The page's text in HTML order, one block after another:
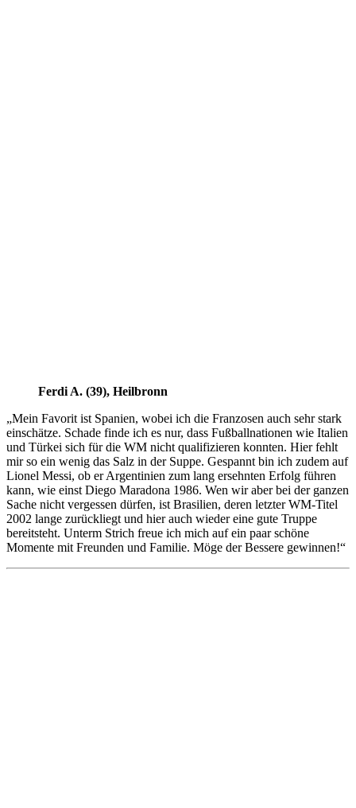
Ferdi A. (39), Heilbronn
„Mein Favorit ist Spanien, wobei ich die Franzosen auch sehr stark
einschätze. Schade finde ich es nur, dass Fußballnationen wie Italien
und Türkei sich für die WM nicht qualifizieren konnten. Hier fehlt
mir so ein wenig das Salz in der Suppe. Gespannt bin ich zudem auf
Lionel Messi, ob er Argentinien zum lang ersehnten Erfolg führen
kann, wie einst Diego Maradona 1986. Wen wir aber bei der ganzen
Sache nicht vergessen dürfen, ist Brasilien, deren letzter WM-Titel
2002 lange zurückliegt und hier auch wieder eine gute Truppe
bereitsteht. Unterm Strich freue ich mich auf ein paar schöne
Momente mit Freunden und Familie. Möge der Bessere gewinnen!“